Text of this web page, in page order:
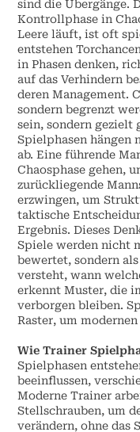
sind die Übergänge.
Kontrollphase in
Leere läuft, ist oft
entstehen
in Phasen denken,
auf das Verhindern
deren Management.
sondern begrenzt
sein, sondern gezielt
Spielphasen hängen
ab. Eine führende
Chaosphase gehen,
zurückliegende
erzwingen, um
taktische
Ergebnis. Dieses
Spiele werden nicht
bewertet, sondern
versteht, wann
erkennt Muster, die
verborgen bleiben.
Raster, um
Wie Trainer
Spielphasen
beeinflussen,
Moderne Trainer
Stellschrauben, um
verändern, ohne das